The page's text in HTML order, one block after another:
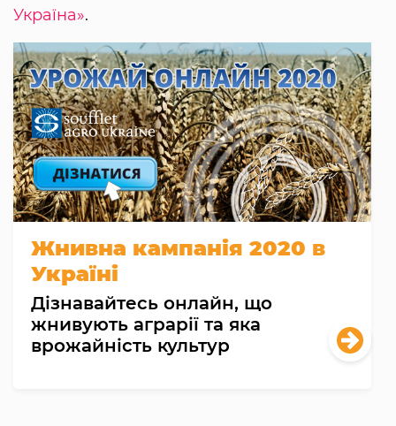
Україна».
Жнивна кампанія 2020 в
Україні
Дізнавайтесь онлайн, що
жнивують аграрії та яка
врожайність культур